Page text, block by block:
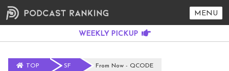
MENU
TOP SF From Now - QCODE